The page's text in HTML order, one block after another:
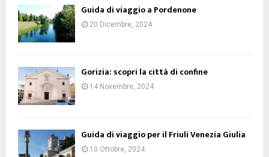
Guida di viaggio a Pordenone
20 Dicembre, 2024
Gorizia: scopri la città di confine
14 Novembre, 2024
Guida di viaggio per il Friuli Venezia Giulia
10 Ottobre, 2024